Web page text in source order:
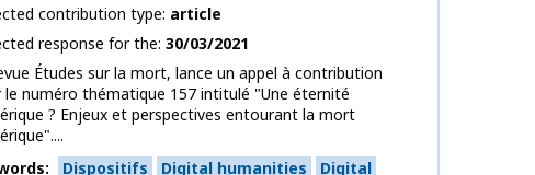
contribution type article
response for the 30/03/2021
Études sur la mort, lance un appel à contribution
le numéro thématique 157 intitulé "Une éternité
? Enjeux et perspectives entourant la mort
Dispositifs Digital humanities
Digital